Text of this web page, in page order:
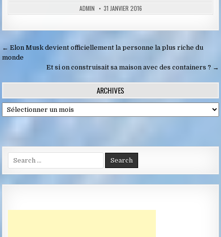
ADMIN 31 JANVIER 2016
Navigation
de
← Elon Musk devient officiellement la personne la plus riche du
monde
Et si on construisait sa maison avec des containers ? →
ARCHIVES
Archives
Search
for: